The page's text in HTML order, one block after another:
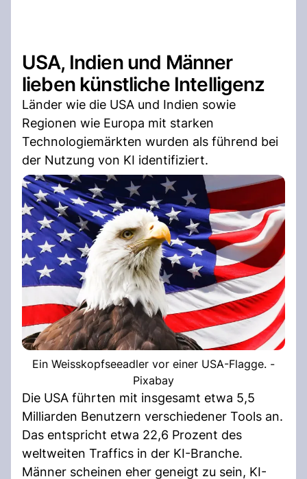
USA, Indien und Männer
lieben künstliche Intelligenz
Länder wie die USA und Indien sowie
Regionen wie Europa mit starken
Technologiemärkten wurden als führend bei
der Nutzung von KI identifiziert.
Ein Weisskopfseeadler vor einer USA-Flagge. -
Pixabay
Die USA führten mit insgesamt etwa 5,5
Milliarden Benutzern verschiedener Tools an.
Das entspricht etwa 22,6 Prozent des
weltweiten Traffics in der KI-Branche.
Männer scheinen eher geneigt zu sein, KI-